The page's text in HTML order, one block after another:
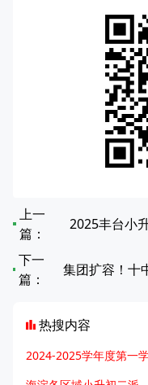
上一
篇：
下一
篇：
热搜内容